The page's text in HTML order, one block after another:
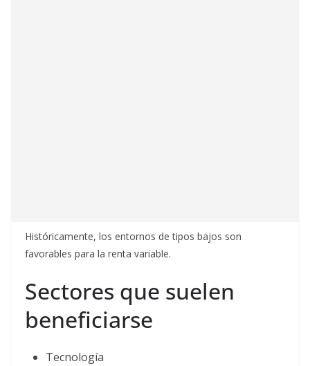
Históricamente, los entornos de tipos bajos son
favorables para la renta variable.
Sectores que suelen
beneficiarse
Tecnología